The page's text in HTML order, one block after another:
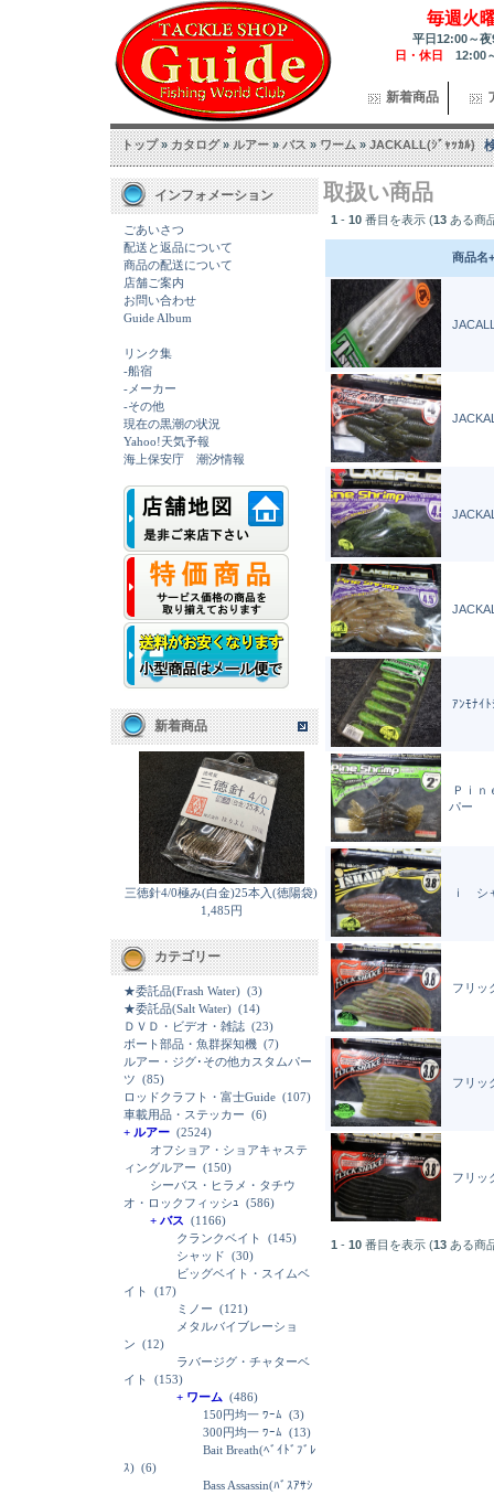
毎週火
平日12:00～
日・休日 12:00
新着商品
トップ»カタログ»ルアー»バス»ワーム»JACKALL(ｼﾞｬｯｶﾙ)
インフォメーション
ごあいさつ
配送と返品について
商品の配送について
店舗ご案内
お問い合わせ
Guide Album
リンク集
-船宿
-メーカー
-その他
現在の黒潮の状況
Yahoo!天気予報
海上保安庁 潮汐情報
新着商品
三徳針4/0極み(白金)25本入(徳陽袋)
1,485円
カテゴリー
★委託品(Frash Water) (3)
★委託品(Salt Water) (14)
ＤＶＤ・ビデオ・雑誌 (23)
ボート部品・魚群探知機 (7)
ルアー・ジグ･その他カスタムパー
ツ (85)
ロッドクラフト・富士Guide (107)
車載用品・ステッカー (6)
+ ルアー (2524)
オフショア・ショアキャステ
ィングルアー (150)
シーバス・ヒラメ・タチウ
オ・ロックフィッシｭ (586)
+ バス (1166)
クランクベイト
(145)
シャッド (30)
ビッグベイト・スイムベ
イト
(17)
ミノー (121)
メタルバイブレーショ
ン (12)
ラバージグ・チャターベ
イト
(153)
+ ワーム (486)
150円均一 ﾜｰﾑ (3)
300円均一 ﾜｰﾑ (13)
Bait Breath(ﾍﾞｲﾄﾞﾌﾞﾚ
ｽ) (6)
Bass Assassin(ﾊﾞｽｱｻｼ
取扱い商品
1 - 10 番目を表示 (13 ある商
商品名+
ｱﾝﾓﾅｲ
Ｐｉ
パー
ｉ シ
フリッ
フリッ
フリッ
1 - 10 番目を表示 (13 ある商